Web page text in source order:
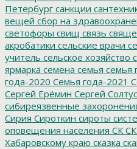
Петербург санкции
вещей сбор на
светофоры свищ связь
акробатики сельские врачи
учитель сельское хозяйство
ярмарка семена семья семья
года-2020 Семья года-2021
Сергей Ерёмин Сергей Солтус
сибиреязвенные
Сирия Сироткин сироты
оповещения населения СК
Хабаровскому краю сказка